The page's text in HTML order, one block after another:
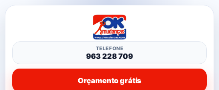
TELEFONE
963 228 709
Orçamento grátis